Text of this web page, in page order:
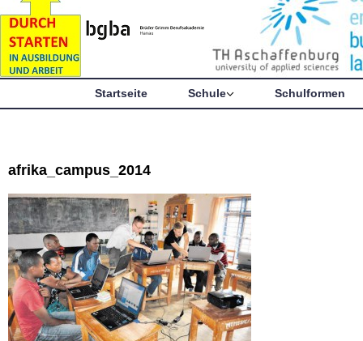
Startseite Schule Schulformen
afrika_campus_2014